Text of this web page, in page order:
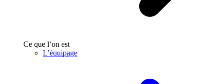
Ce que l’on est
L’équipage